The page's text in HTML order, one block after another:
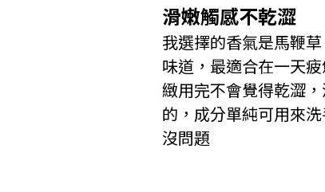
滑嫩觸感不乾澀
我選擇的香氣是馬鞭
味道，最適合在一天
緻用完不會覺得乾澀
的，成分單純可用來
沒問題